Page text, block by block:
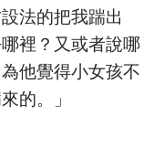
法的把我踹出
裡？又或者說哪
他覺得小女孩不
的。」